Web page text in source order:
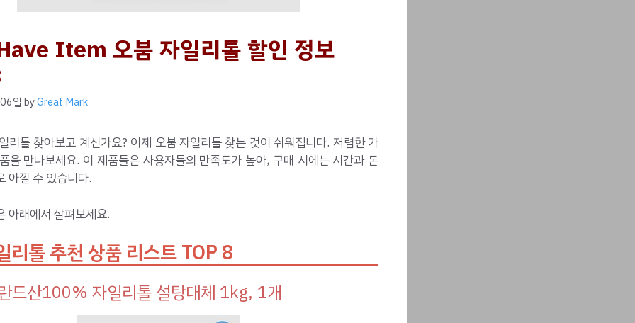
Item 오붐 자일리톨 할인 정보
일 byGreat Mark
리톨 찾아보고 계신가요? 이제 오붐 자일리톨 찾는 것이 쉬워집니다. 저렴한 가
을 만나보세요. 이 제품들은 사용자들의 만족도가 높아, 구매 시에는 시간과 돈
아낄 수 있습니다.
아래에서 살펴보세요.
리톨 추천 상품 리스트 TOP 8
드산100% 자일리톨 설탕대체 1kg, 1개